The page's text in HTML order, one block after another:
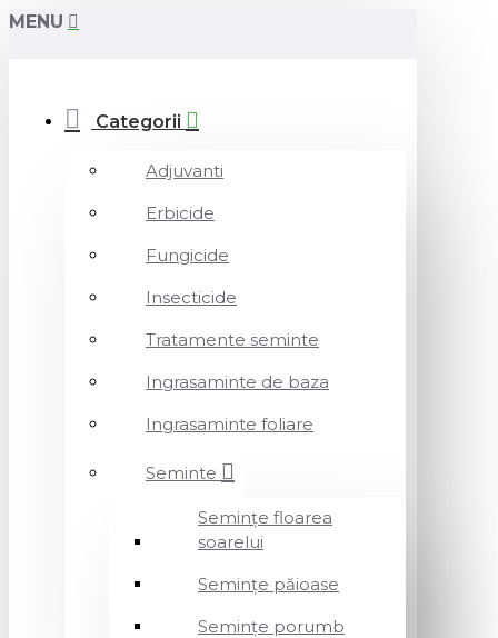
MENU
Categorii
Adjuvanti
Erbicide
Fungicide
Insecticide
Tratamente seminte
Ingrasaminte de baza
Ingrasaminte foliare
Seminte
Semințe floarea
soarelui
Semințe păioase
Semințe porumb